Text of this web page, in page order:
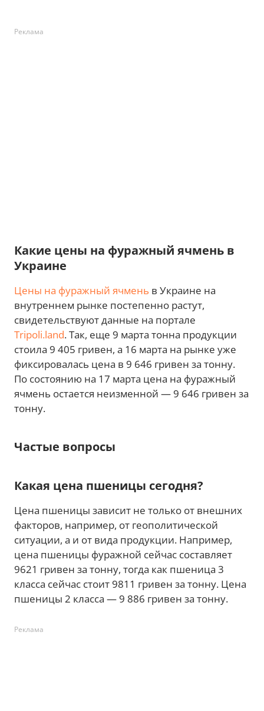
Реклама
Какие цены на фуражный ячмень в
Украине
Цены на фуражный ячмень в Украине на
внутреннем рынке постепенно растут,
свидетельствуют данные на портале
Tripoli.land. Так, еще 9 марта тонна продукции
стоила 9 405 гривен, а 16 марта на рынке уже
фиксировалась цена в 9 646 гривен за тонну.
По состоянию на 17 марта цена на фуражный
ячмень остается неизменной — 9 646 гривен за
тонну.
Частые вопросы
Какая цена пшеницы сегодня?
Цена пшеницы зависит не только от внешних
факторов, например, от геополитической
ситуации, а и от вида продукции. Например,
цена пшеницы фуражной сейчас составляет
9621 гривен за тонну, тогда как пшеница 3
класса сейчас стоит 9811 гривен за тонну. Цена
пшеницы 2 класса — 9 886 гривен за тонну.
Реклама